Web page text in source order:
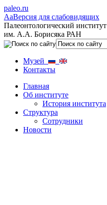
paleo.ru
AaВерсия для слабовидящих
Палеонтологический институт
им. А.А. Борисяка РАН
Музей
Контакты
Главная
Об институте
История института
Структура
Сотрудники
Новости